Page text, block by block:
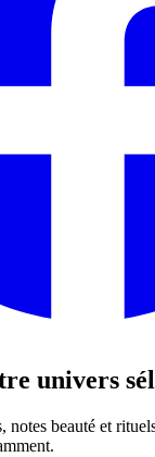
univers
notes beauté et